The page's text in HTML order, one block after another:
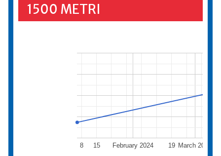
1500 METRI
February 2024 March 2024
8 15 19